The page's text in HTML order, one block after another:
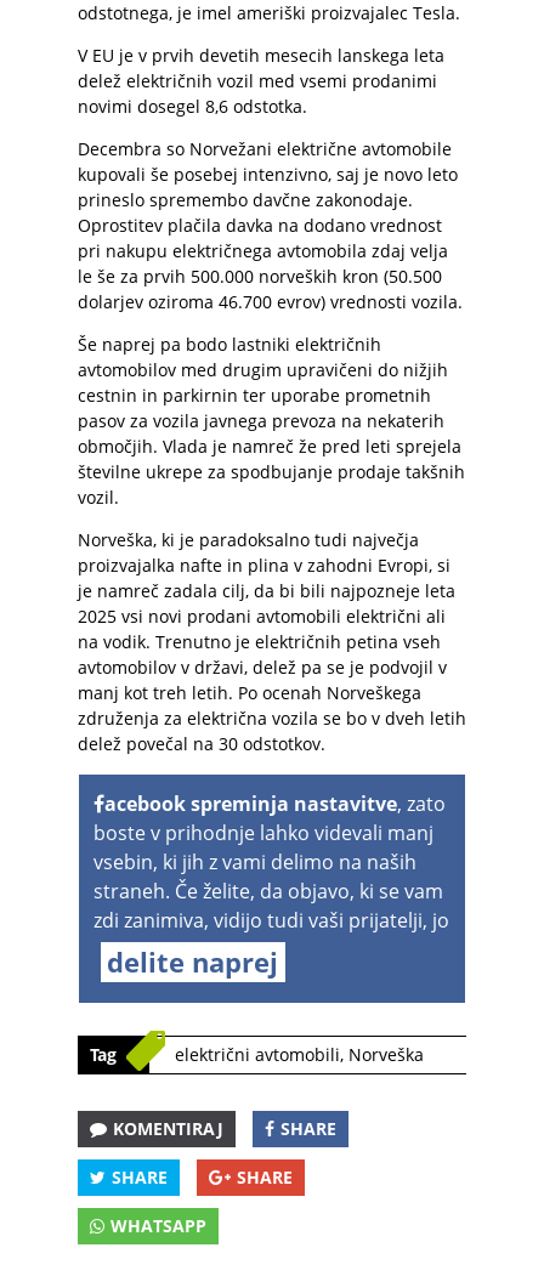
odstotnega, je imel ameriški proizvajalec Tesla.
V EU je v prvih devetih mesecih lanskega leta
delež električnih vozil med vsemi prodanimi
novimi dosegel 8,6 odstotka.
Decembra so Norvežani električne avtomobile
kupovali še posebej intenzivno, saj je novo leto
prineslo spremembo davčne zakonodaje.
Oprostitev plačila davka na dodano vrednost
pri nakupu električnega avtomobila zdaj velja
le še za prvih 500.000 norveških kron (50.500
dolarjev oziroma 46.700 evrov) vrednosti vozila.
Še naprej pa bodo lastniki električnih
avtomobilov med drugim upravičeni do nižjih
cestnin in parkirnin ter uporabe prometnih
pasov za vozila javnega prevoza na nekaterih
območjih. Vlada je namreč že pred leti sprejela
številne ukrepe za spodbujanje prodaje takšnih
vozil.
Norveška, ki je paradoksalno tudi največja
proizvajalka nafte in plina v zahodni Evropi, si
je namreč zadala cilj, da bi bili najpozneje leta
2025 vsi novi prodani avtomobili električni ali
na vodik. Trenutno je električnih petina vseh
avtomobilov v državi, delež pa se je podvojil v
manj kot treh letih. Po ocenah Norveškega
združenja za električna vozila se bo v dveh letih
delež povečal na 30 odstotkov.
acebook spreminja nastavitve, zato
boste v prihodnje lahko videvali manj
vsebin, ki jih z vami delimo na naših
straneh. Če želite, da objavo, ki se vam
zdi zanimiva, vidijo tudi vaši prijatelji, jo
delite naprej
Tag električni avtomobili, Norveška
KOMENTIRAJ SHARE
SHARE SHARE
WHATSAPP